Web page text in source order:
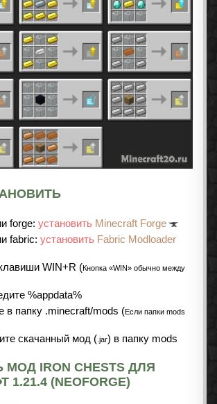
forge: установить Minecraft Forge
fabric: установить Fabric Modloader
WIN+R (Кнопка «WIN» обычно между
%appdata%
в папку .minecraft/mods (Если папки mods
скачанный мод ( .jar) в папку mods
IRON CHESTS ДЛЯ
(NEOFORGE)